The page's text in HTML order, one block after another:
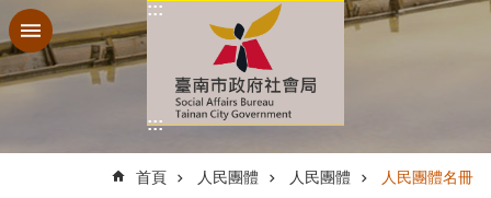
跳到主要內容區塊
:::
:::
首頁 人民團體 人民團體 人民團體名冊